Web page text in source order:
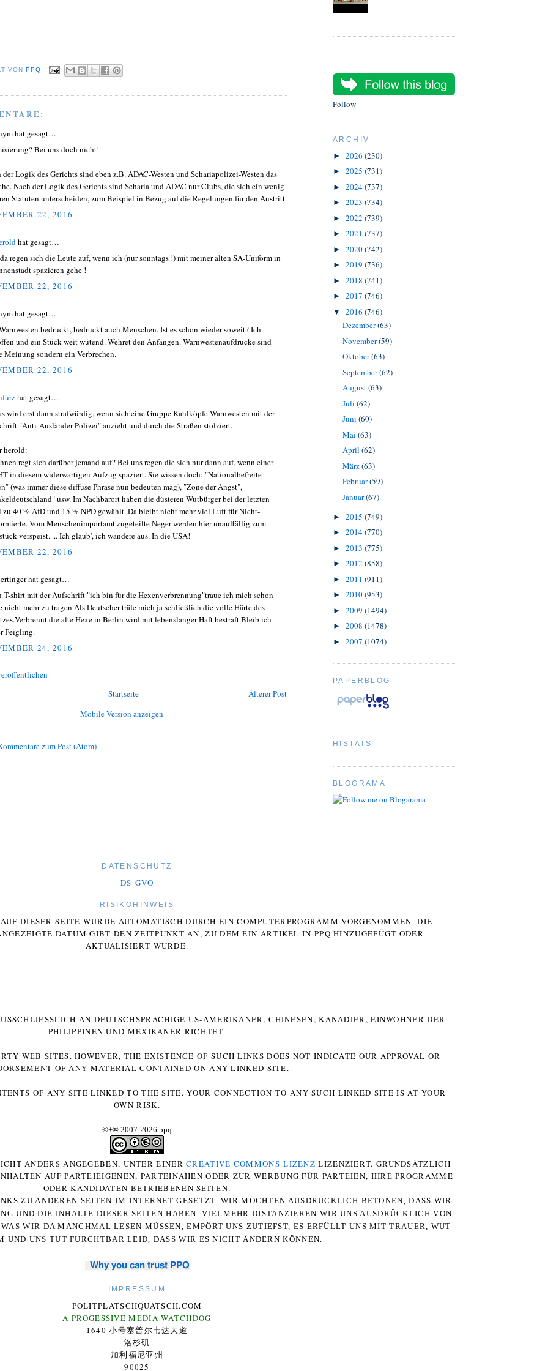
VON PPQ
hat gesagt…
Bei uns doch nicht!
der Logik des Gerichts sind eben z.B. ADAC-Westen und Schariapolizei-Westen das
Nach der Logik des Gerichts sind Scharia und ADAC nur Clubs, die sich ein wenig
Statuten unterscheiden, zum Beispiel in Bezug auf die Regelungen für den Austritt.
22, 2016
hat gesagt…
regen sich die Leute auf, wenn ich (nur sonntags !) mit meiner alten SA-Uniform in
spazieren gehe !
22, 2016
hat gesagt…
bedruckt, bedruckt auch Menschen. Ist es schon wieder soweit? Ich
und ein Stück weit wütend. Wehret den Anfängen. Warnwestenaufdrucke sind
Meinung sondern ein Verbrechen.
22, 2016
hat gesagt…
wird erst dann strafwürdig, wenn sich eine Gruppe Kahlköpfe Warnwesten mit der
"Anti-Ausländer-Polizei" anzieht und durch die Straßen stolziert.
herold:
regt sich darüber jemand auf? Bei uns regen die sich nur dann auf, wenn einer
in diesem widerwärtigen Aufzug spaziert. Sie wissen doch: "Nationalbefreite
(was immer diese diffuse Phrase nun bedeuten mag), "Zone der Angst",
usw. Im Nachbarort haben die düsteren Wutbürger bei der letzten
zu 40 % AfD und 15 % NPD gewählt. Da bleibt nicht mehr viel Luft für Nicht-
Vom Menschenimportamt zugeteilte Neger werden hier unauffällig zum
verspeist. ... Ich glaub', ich wandere aus. In die USA!
22, 2016
hat gesagt…
T-shirt mit der Aufschrift "ich bin für die Hexenverbrennung"traue ich mich schon
nicht mehr zu tragen.Als Deutscher träfe mich ja schließlich die volle Härte des
die alte Hexe in Berlin wird mit lebenslanger Haft bestraft.Bleib ich
Feigling.
24, 2016
Älterer Post
Startseite
Mobile Version anzeigen
zum Post (Atom)
Follow
ARCHIV
► 2026 (230)
► 2025 (731)
► 2024(737)
► 2023 (734)
► 2022 (739)
► 2021 (737)
► 2020(742)
► 2019 (736)
► 2018 (741)
► 2017 (746)
▼ 2016 (746)
Dezember(63)
November(59)
Oktober(63)
September(62)
August(63)
Juli (62)
Juni (60)
Mai (63)
April (62)
März(63)
Februar(59)
Januar(67)
► 2015 (749)
► 2014(770)
► 2013 (775)
► 2012 (858)
► 2011 (911)
► 2010(953)
► 2009 (1494)
► 2008 (1478)
► 2007 (1074)
PAPERBLOG
HISTATS
BLOGRAMA
DATENSCHUTZ
DS-GVO
RISIKOHINWEIS
DIESER SEITE WURDE AUTOMATISCH DURCH EIN COMPUTERPROGRAMM VORGENOMMEN. DIE
DATUM GIBT DEN ZEITPUNKT AN, ZU DEM EIN ARTIKEL IN PPQ HINZUGEFÜGT ODER
AKTUALISIERT WURDE.
AN DEUTSCHSPRACHIGE US-AMERIKANER, CHINESEN, KANADIER, EINWOHNER DER P
HILIPPINEN UND MEXIKANER RICHTET.
WEB SITES. HOWEVER, THE EXISTENCE OF SUCH LINKS DOES NOT INDICATE OUR APPROVAL OR
OF ANY MATERIAL CONTAINED ON ANY LINKED SITE.
OF ANY SITE LINKED TO THE SITE. YOUR CONNECTION TO ANY SUCH LINKED SITE IS AT YOUR
OWN RISK.
©+® 2007-2026 ppq
ANDERS ANGEGEBEN, UNTER EINERCREATIVE COMMONS-LIZENZ LIZENZIERT. GRUNDSÄTZLICH
AUF PARTEIEIGENEN, PARTEINAHEN ODER ZUR WERBUNG FÜR PARTEIEN, IHRE PROGRAMME
ODER KANDIDATEN BETRIEBENEN SEITEN.
ZU ANDEREN SEITEN IM INTERNET GESETZT. WIR MÖCHTEN AUSDRÜCKLICH BETONEN, DASS WIR
UND DIE INHALTE DIESER SEITEN HABEN. VIELMEHR DISTANZIEREN WIR UNS AUSDRÜCKLICH VON
WIR DA MANCHMAL LESEN MÜSSEN, EMPÖRT UNS ZUTIEFST, ES ERFÜLLT UNS MIT TRAUER, WUT
UND UNS TUT FURCHTBAR LEID, DASS WIR ES NICHT ÄNDERN KÖNNEN.
Why you can trust PPQ
IMPRESSUM
POLITPLATSCHQUATSCH.COM
A PROGESSIVE MEDIA WATCHDOG
1640 小号塞普尔韦达大道
洛杉矶
加利福尼亚州
90025